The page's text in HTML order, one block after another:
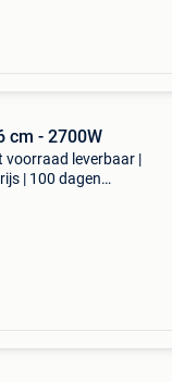
cm - 2700W
voorraad leverbaar |
| 100 dagen